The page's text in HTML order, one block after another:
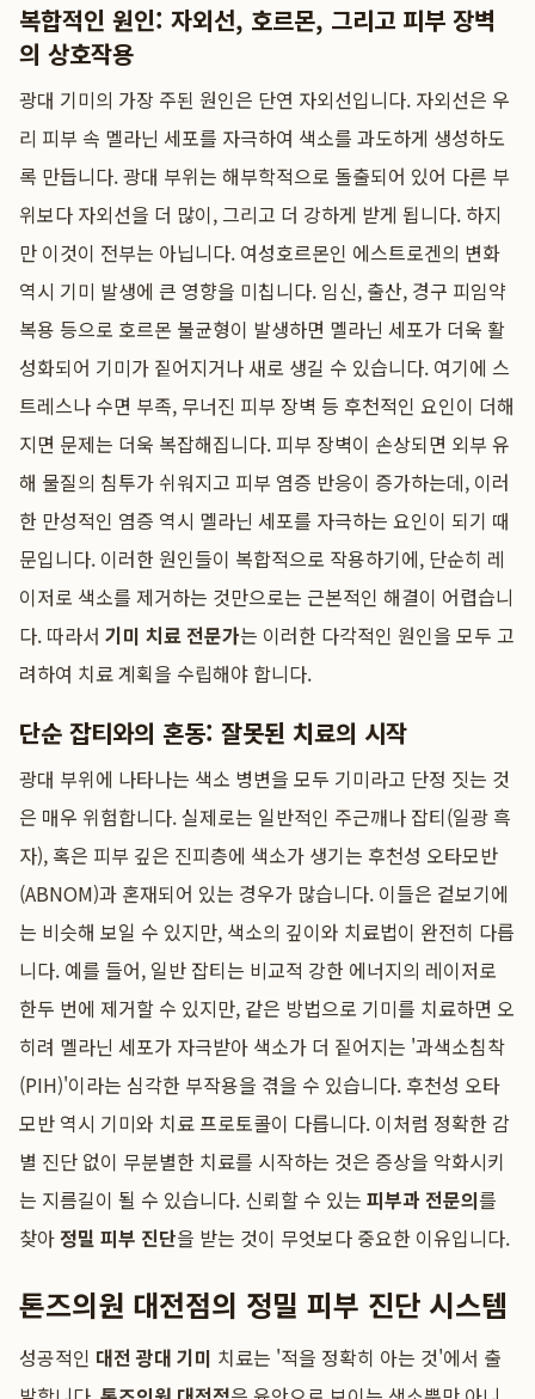
복합적인 원인: 자외선, 호르몬, 그리고 피부 장벽
의 상호작용
광대 기미의 가장 주된 원인은 단연 자외선입니다. 자외선은 우
리 피부 속 멜라닌 세포를 자극하여 색소를 과도하게 생성하도
록 만듭니다. 광대 부위는 해부학적으로 돌출되어 있어 다른 부
위보다 자외선을 더 많이, 그리고 더 강하게 받게 됩니다. 하지
만 이것이 전부는 아닙니다. 여성호르몬인 에스트로겐의 변화
역시 기미 발생에 큰 영향을 미칩니다. 임신, 출산, 경구 피임약
복용 등으로 호르몬 불균형이 발생하면 멜라닌 세포가 더욱 활
성화되어 기미가 짙어지거나 새로 생길 수 있습니다. 여기에 스
트레스나 수면 부족, 무너진 피부 장벽 등 후천적인 요인이 더해
지면 문제는 더욱 복잡해집니다. 피부 장벽이 손상되면 외부 유
해 물질의 침투가 쉬워지고 피부 염증 반응이 증가하는데, 이러
한 만성적인 염증 역시 멜라닌 세포를 자극하는 요인이 되기 때
문입니다. 이러한 원인들이 복합적으로 작용하기에, 단순히 레
이저로 색소를 제거하는 것만으로는 근본적인 해결이 어렵습니
다. 따라서 기미 치료 전문가는 이러한 다각적인 원인을 모두 고
려하여 치료 계획을 수립해야 합니다.
단순 잡티와의 혼동: 잘못된 치료의 시작
광대 부위에 나타나는 색소 병변을 모두 기미라고 단정 짓는 것
은 매우 위험합니다. 실제로는 일반적인 주근깨나 잡티(일광 흑
자), 혹은 피부 깊은 진피층에 색소가 생기는 후천성 오타모반
(ABNOM)과 혼재되어 있는 경우가 많습니다. 이들은 겉보기에
는 비슷해 보일 수 있지만, 색소의 깊이와 치료법이 완전히 다릅
니다. 예를 들어, 일반 잡티는 비교적 강한 에너지의 레이저로
한두 번에 제거할 수 있지만, 같은 방법으로 기미를 치료하면 오
히려 멜라닌 세포가 자극받아 색소가 더 짙어지는 '과색소침착
(PIH)'이라는 심각한 부작용을 겪을 수 있습니다. 후천성 오타
모반 역시 기미와 치료 프로토콜이 다릅니다. 이처럼 정확한 감
별 진단 없이 무분별한 치료를 시작하는 것은 증상을 악화시키
는 지름길이 될 수 있습니다. 신뢰할 수 있는 피부과 전문의를
찾아정밀 피부 진단을 받는 것이 무엇보다 중요한 이유입니다.
톤즈의원 대전점의 정밀 피부 진단 시스템
성공적인 대전 광대 기미 치료는 '적을 정확히 아는 것'에서 출